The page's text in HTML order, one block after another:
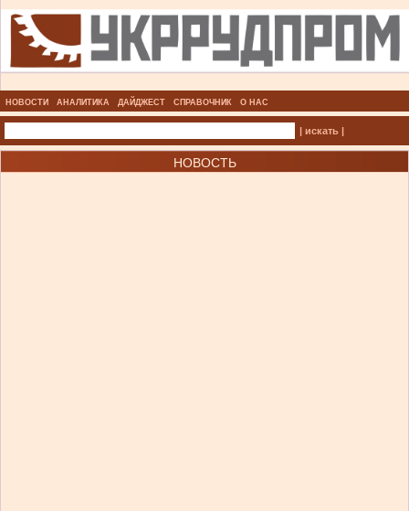
НОВОСТИ АНАЛИТИКА ДАЙДЖЕСТ СПРАВОЧНИК О НАС
| искать |
НОВОСТЬ